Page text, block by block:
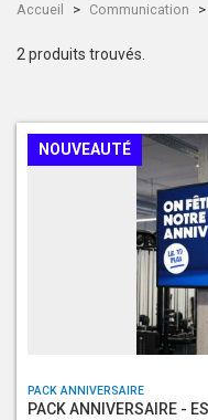
Accueil Communication
2 produits trouvés.
NOUVEAUTÉ
PACK ANNIVERSAIRE
PACK ANNIVERSAIRE -